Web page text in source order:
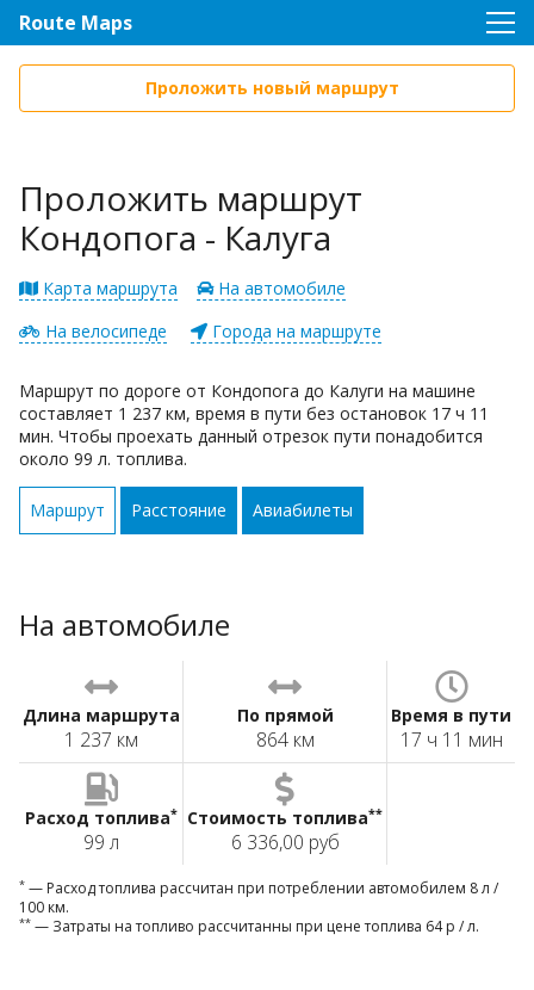
Route Maps
Проложить новый маршрут
Проложить маршрут
Кондопога - Калуга
Карта маршрута
На автомобиле
На велосипеде
Города на маршруте
Маршрут по дороге от Кондопога до Калуги на машине
составляет 1 237 км, время в пути без остановок 17 ч 11
мин. Чтобы проехать данный отрезок пути понадобится
около 99 л. топлива.
Маршрут Расстояние Авиабилеты
На автомобиле
Длина маршрута
1 237 км
По прямой
864 км
Время в пути
17 ч 11 мин
Расход топлива*
99 л
Стоимость топлива**
6 336,00 руб
* — Расход топлива рассчитан при потреблении автомобилем 8 л /
100 км.
** — Затраты на топливо рассчитанны при цене топлива 64 р / л.